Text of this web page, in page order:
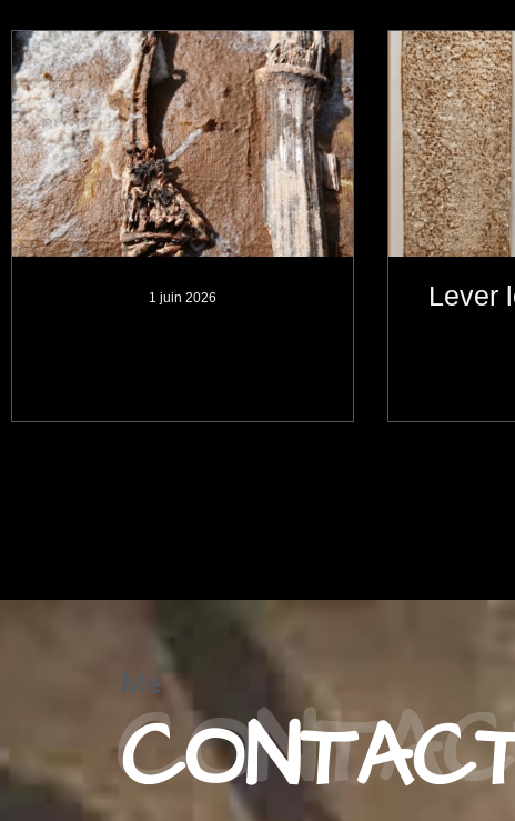
1 juin 2026 Lever
Me